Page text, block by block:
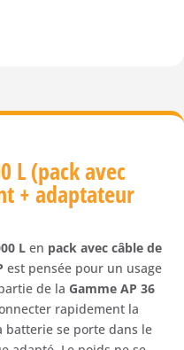
L (pack avec
+ adaptateur
L en pack avec câble de
est pensée pour un usage
de la Gamme AP 36
rapidement la
batterie se porte dans le